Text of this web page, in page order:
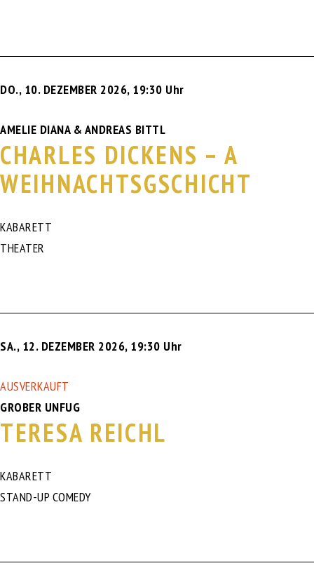
DO., 10. DEZEMBER 2026, 19:30 Uhr
AMELIE DIANA & ANDREAS BITTL
CHARLES DICKENS – A
WEIHNACHTSGSCHICHT
KABARETT
THEATER
SA., 12. DEZEMBER 2026, 19:30 Uhr
AUSVERKAUFT
GROBER UNFUG
TERESA REICHL
KABARETT
STAND-UP COMEDY